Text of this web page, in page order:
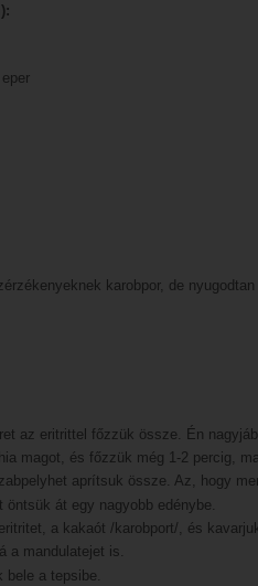
karobpor, de
az eritrittel főzzük össze. Én
magot, és főzzük még 1-2 percig,
aprítsuk össze. Az, hogy
öntsük át egy nagyobb edénybe.
a kakaót /karobport/, és
a mandulatejet is.
a tepsibe.